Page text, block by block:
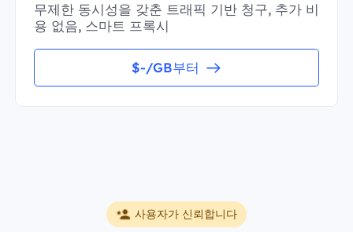
무제한 동시성을 갖춘 트래픽 기반 청구, 추가 비
용 없음, 스마트 프록시
$-/GB부터
사용자가 신뢰합니다